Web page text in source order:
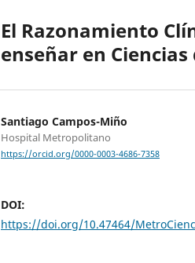
El Razonamiento
enseñar en Ciencias
Santiago Campos-Miño
Hospital Metropolitano
https://orcid.org/0000-0003-4686-7358
DOI:
https://doi.org/10.47464/